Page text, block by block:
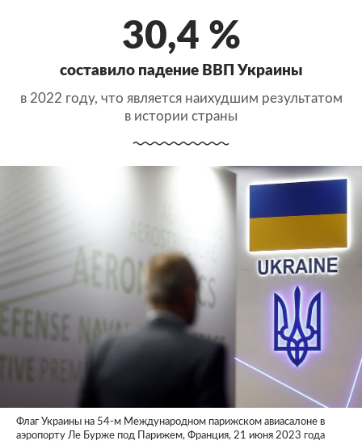
30,4 %
составило падение ВВП Украины
в 2022 году, что является наихудшим результатом
в истории страны
Флаг Украины на 54-м Международном парижском авиасалоне в
аэропорту Ле Бурже под Парижем, Франция, 21 июня 2023 года